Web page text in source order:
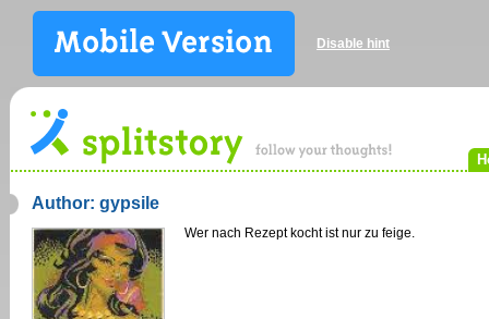
Disable hint
Author: gypsile
Wer nach Rezept kocht ist nur zu feige.